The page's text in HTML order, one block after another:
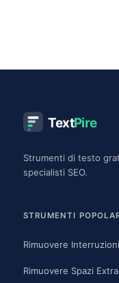
TextPire
Strumenti di testo
specialisti SEO.
STRUMENTI
Rimuovere
Rimuovere Spazi Extra